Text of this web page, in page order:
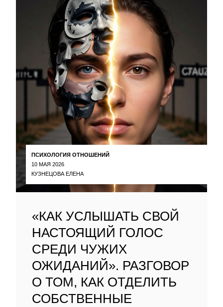
ПСИХОЛОГИЯ ОТНОШЕНИЙ
10 МАЯ 2026
КУЗНЕЦОВА ЕЛЕНА
«КАК УСЛЫШАТЬ СВОЙ
НАСТОЯЩИЙ ГОЛОС
СРЕДИ ЧУЖИХ
ОЖИДАНИЙ». РАЗГОВОР
О ТОМ, КАК ОТДЕЛИТЬ
СОБСТВЕННЫЕ